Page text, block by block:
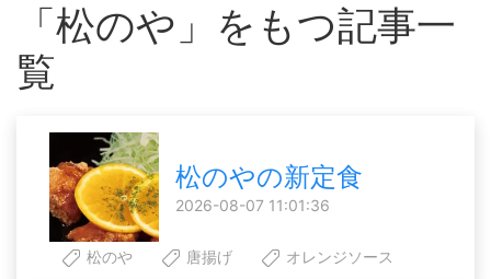
「松のや」をもつ記事一
覧
松のやの新定食
2026-08-07 11:01:36
松のや 唐揚げ オレンジソース